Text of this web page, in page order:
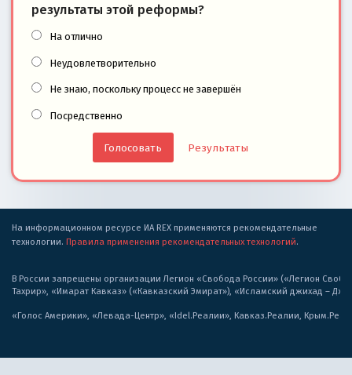
результаты этой реформы?
На отлично
Неудовлетворительно
Не знаю, поскольку процесс не завершён
Посредственно
Результаты
На информационном ресурсе ИА REX применяются рекомендательные
технологии. Правила применения рекомендательных технологий.
В России запрещены организации Легион «Свобода России» («Легион
Тахрир», «Имарат Кавказ» («Кавказский Эмират»), «Исламский джихад –
«Голос Америки», «Левада-Центр», «Idel.Реалии», Кавказ.Реалии,